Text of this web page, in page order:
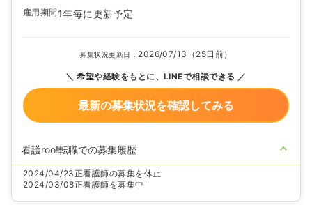
雇用期間 1年毎に更新予定
募集状況更新日： 2026/07/13（25日前）
希望や経験をもとに、LINEで相談できる
最新の募集状況を確認してみる
看護roo!転職での募集履歴
2024/04/23正看護師の募集を休止
2024/03/08正看護師を募集中